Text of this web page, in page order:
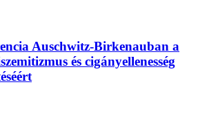
Auschwitz-Birkenauban a
és cigányellenesség